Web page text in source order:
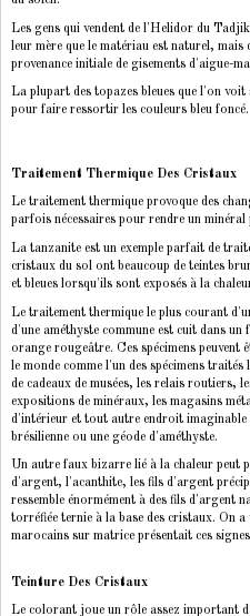
Les gens qui vendent de l'Helidor du
leur mère que le matériau est naturel, mais
provenance initiale de gisements d'aigue-
La plupart des topazes bleues que l'on
pour faire ressortir les couleurs bleu foncé.
Traitement Thermique Des Cristaux
Le traitement thermique provoque des
parfois nécessaires pour rendre un minéral
La tanzanite est un exemple parfait de
cristaux du sol ont beaucoup de teintes
et bleues lorsqu'ils sont exposés à la
Le traitement thermique le plus courant
d'une améthyste commune est cuit dans
orange rougeâtre. Ces spécimens peuvent
le monde comme l'un des spécimens
de cadeaux de musées, les relais routiers,
expositions de minéraux, les magasins
d'intérieur et tout autre endroit
brésilienne ou une géode d'améthyste.
Un autre faux bizarre lié à la chaleur peut
d'argent, l'acanthite, les fils d'argent
ressemble énormément à des fils d'argent
torréfiée ternie à la base des cristaux. On
marocains sur matrice présentait ces
Teinture Des Cristaux
Le colorant joue un rôle assez important